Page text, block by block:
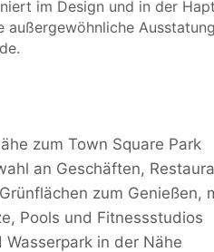
im Design und in der
außergewöhnliche
zum Town Square Park
an Geschäften,
zum Genießen,
Pools und Fitnessstudios
in der Nähe